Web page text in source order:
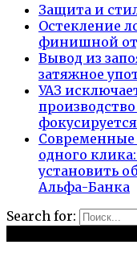
Защита и
Остекление
финишной
Вывод из
затяжное
УАЗ
одного
установить
Альфа-Банка
Search for: